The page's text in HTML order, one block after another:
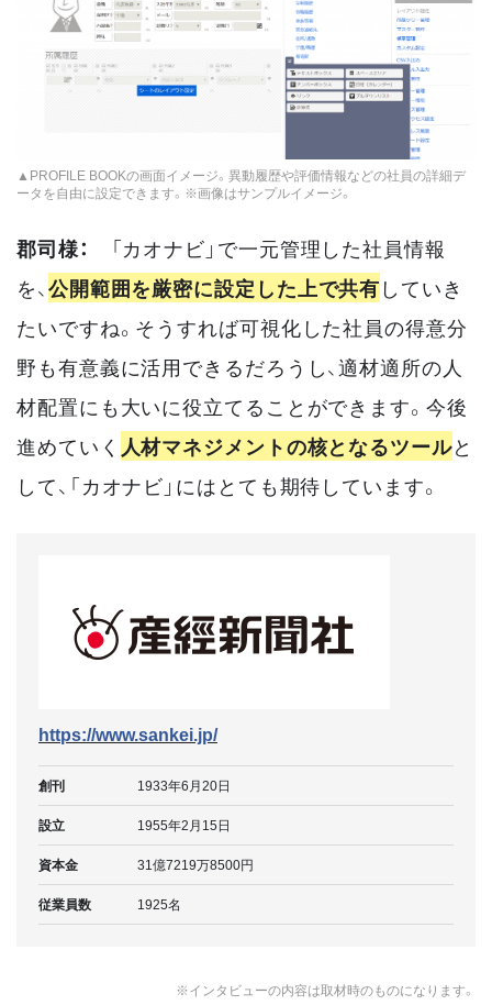
▲PROFILE BOOKの画面イメージ。異動履歴や評価情報などの社員の詳細デ
ータを自由に設定できます。※画像はサンプルイメージ。
郡司様：
「カオナビ」で一元管理した社員情報
を、公開範囲を厳密に設定した上で共有していき
たいですね。そうすれば可視化した社員の得意分
野も有意義に活用できるだろうし、適材適所の人
材配置にも大いに役立てることができます。今後
進めていく 人材マネジメントの核となるツールと
して、「カオナビ」にはとても期待しています。
https://www.sankei.jp/
創刊
1933年6月20日
設立
1955年2月15日
資本金
31億7219万8500円
従業員数
1925名
※インタビューの内容は取材時のものになります。